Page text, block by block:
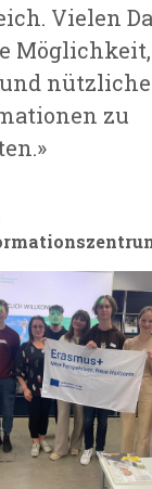
Vielen
Möglichkeit,
nützliche
zu